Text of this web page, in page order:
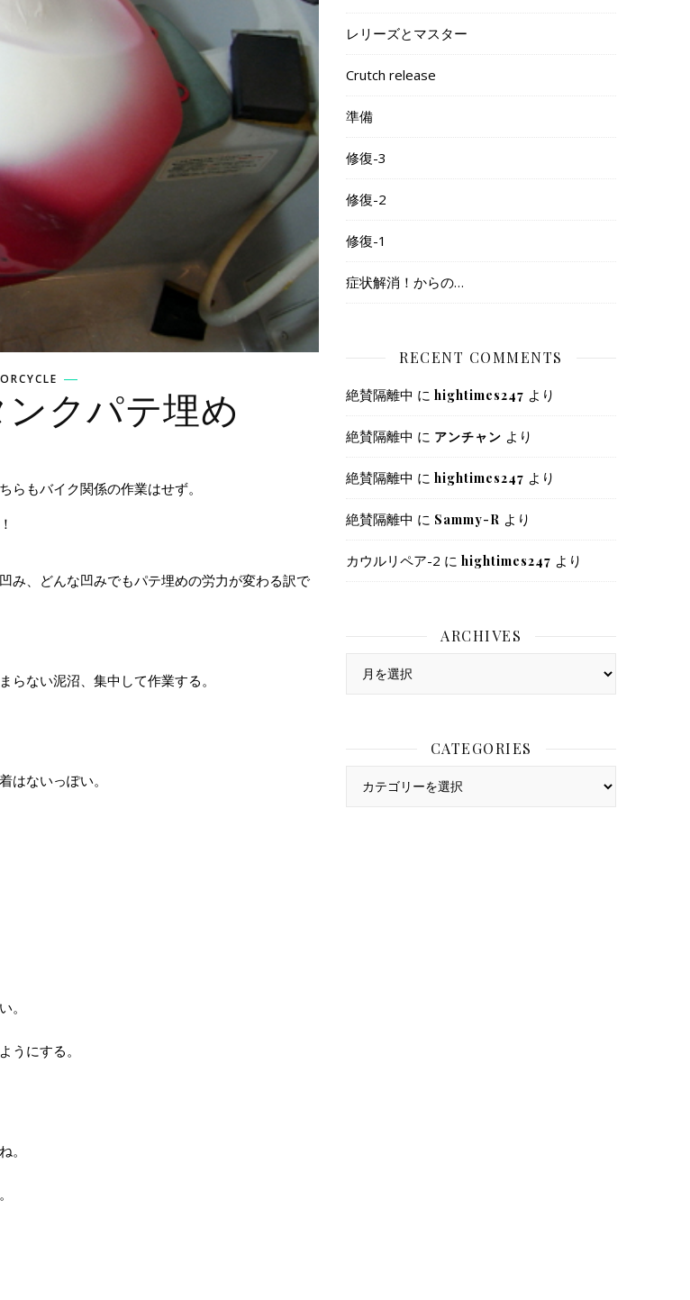
ンクパテ埋め
もバイク関係の作業はせず。
み、どんな凹みでもパテ埋めの労力が変わる訳で
ない泥沼、集中して作業する。
はないっぽい。
。
うにする。
。
レリーズとマスター
Crutch release
準備
修復-3
修復-2
修復-1
症状解消！からの…
RECENT COMMENTS
絶賛隔離中 に hightimes247 より
絶賛隔離中 に アンチャン より
絶賛隔離中 に hightimes247 より
絶賛隔離中 に Sammy-R より
カウルリペア-2 に hightimes247 より
ARCHIVES
Archives
CATEGORIES
Categories